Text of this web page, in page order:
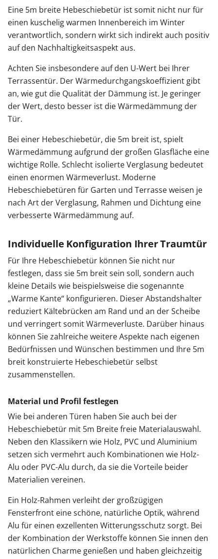
Eine 5m breite Hebeschiebetür ist somit nicht nur für
einen kuschelig warmen Innenbereich im Winter
verantwortlich, sondern wirkt sich indirekt auch positiv
auf den Nachhaltigkeitsaspekt aus.
Achten Sie insbesondere auf den U-Wert bei Ihrer
Terrassentür. Der Wärmedurchgangskoeffizient gibt
an, wie gut die Qualität der Dämmung ist. Je geringer
der Wert, desto besser ist die Wärmedämmung der
Tür.
Bei einer Hebeschiebetür, die 5m breit ist, spielt
Wärmedämmung aufgrund der großen Glasfläche eine
wichtige Rolle. Schlecht isolierte Verglasung bedeutet
einen enormen Wärmeverlust. Moderne
Hebeschiebetüren für Garten und Terrasse weisen je
nach Art der Verglasung, Rahmen und Dichtung eine
verbesserte Wärmedämmung auf.
Individuelle Konfiguration Ihrer Traumtür
Für Ihre Hebeschiebetür können Sie nicht nur
festlegen, dass sie 5m breit sein soll, sondern auch
kleine Details wie beispielsweise die sogenannte
„Warme Kante“ konfigurieren. Dieser Abstandshalter
reduziert Kältebrücken am Rand und an der Scheibe
und verringert somit Wärmeverluste. Darüber hinaus
können Sie zahlreiche weitere Aspekte nach eigenen
Bedürfnissen und Wünschen bestimmen und Ihre 5m
breit konstruierte Hebeschiebetür selbst
zusammenstellen.
Material und Profil festlegen
Wie bei anderen Türen haben Sie auch bei der
Hebeschiebetür mit 5m Breite freie Materialauswahl.
Neben den Klassikern wie Holz, PVC und Aluminium
setzen sich vermehrt auch Kombinationen wie Holz-
Alu oder PVC-Alu durch, da sie die Vorteile beider
Materialien vereinen.
Ein Holz-Rahmen verleiht der großzügigen
Fensterfront eine schöne, natürliche Optik, während
Alu für einen exzellenten Witterungsschutz sorgt. Bei
der Kombination der Werkstoffe können Sie innen den
natürlichen Charme genießen und haben gleichzeitig